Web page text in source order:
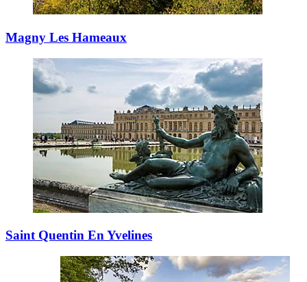
Magny Les Hameaux
Saint Quentin En Yvelines